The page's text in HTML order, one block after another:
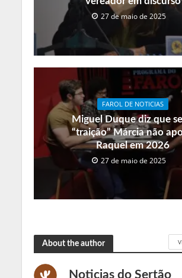
27 de maio de 2025
FAROL DE NOTICIAS
Miguel Duque diz que
“traição” Márcia não
Raquel em 2026
27 de maio de 2025
About the author
Noticias do Sertão